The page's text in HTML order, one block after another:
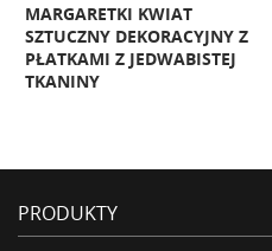
MARGARETKI KWIAT
SZTUCZNY DEKORACYJNY Z
PŁATKAMI Z JEDWABISTEJ
TKANINY
PRODUKTY